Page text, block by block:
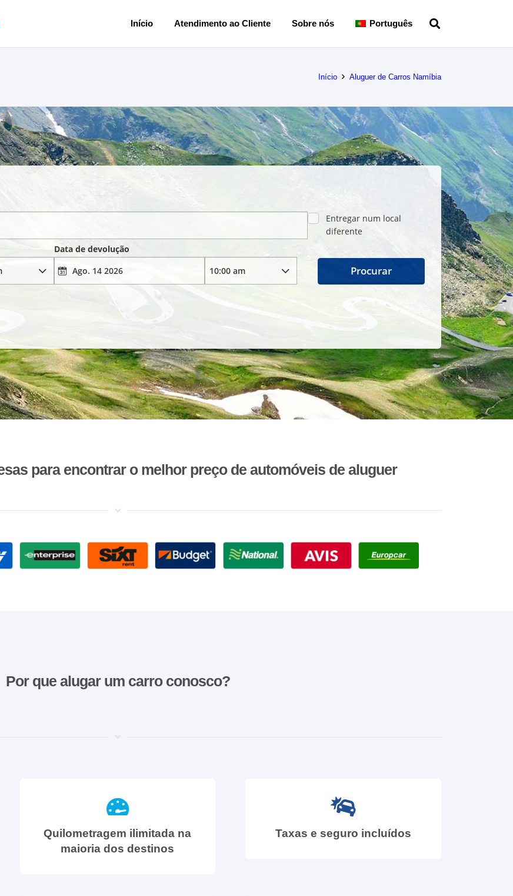
Início Atendimento ao Cliente Sobre nós Português
Início Aluguer de Carros Namíbia
Entregar num local
diferente
Data de devolução
Procurar
para encontrar o melhor preço de automóveis de aluguer
Por que alugar um carro conosco?
Quilometragem ilimitada na
maioria dos destinos
Taxas e seguro incluídos